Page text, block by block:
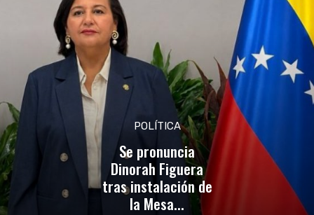
POLÍTICA
Se pronuncia
Dinorah Figuera
tras instalación de
la Mesa...